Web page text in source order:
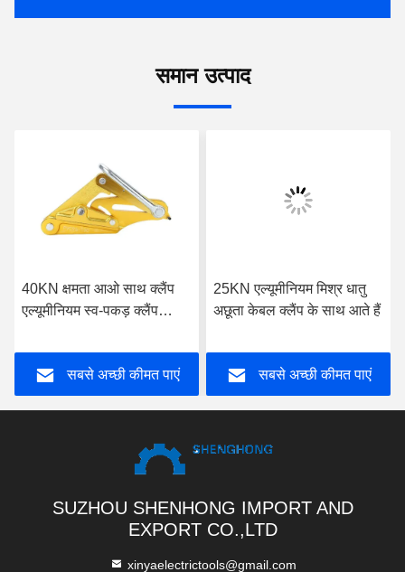
समान उत्पाद
40KN क्षमता आओ साथ क्लैंप
एल्यूमीनियम स्व-पकड़ क्लैंप
400sqmm
सबसे अच्छी कीमत पाएं
25KN एल्यूमीनियम मिश्र धातु
अछूता केबल क्लैंप के साथ आते हैं
सबसे अच्छी कीमत पाएं
SUZHOU SHENHONG IMPORT AND
EXPORT CO.,LTD
xinyaelectrictools@gmail.com